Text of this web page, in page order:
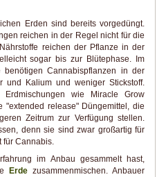
Erden sind bereits vorgedüngt.
reichen in der Regel nicht für die
reichen der Pflanze in der
sogar bis zur Blütephase. Im
benötigen Cannabispflanzen in der
und Kalium und weniger Stickstoff.
Erdmischungen wie Miracle Grow
"extended release" Düngemittel, die
Zeitrum zur Verfügung stellen.
denn sie sind zwar großartig für
Cannabis.
im Anbau gesammelt hast,
Erdezusammenmischen. Anbauer